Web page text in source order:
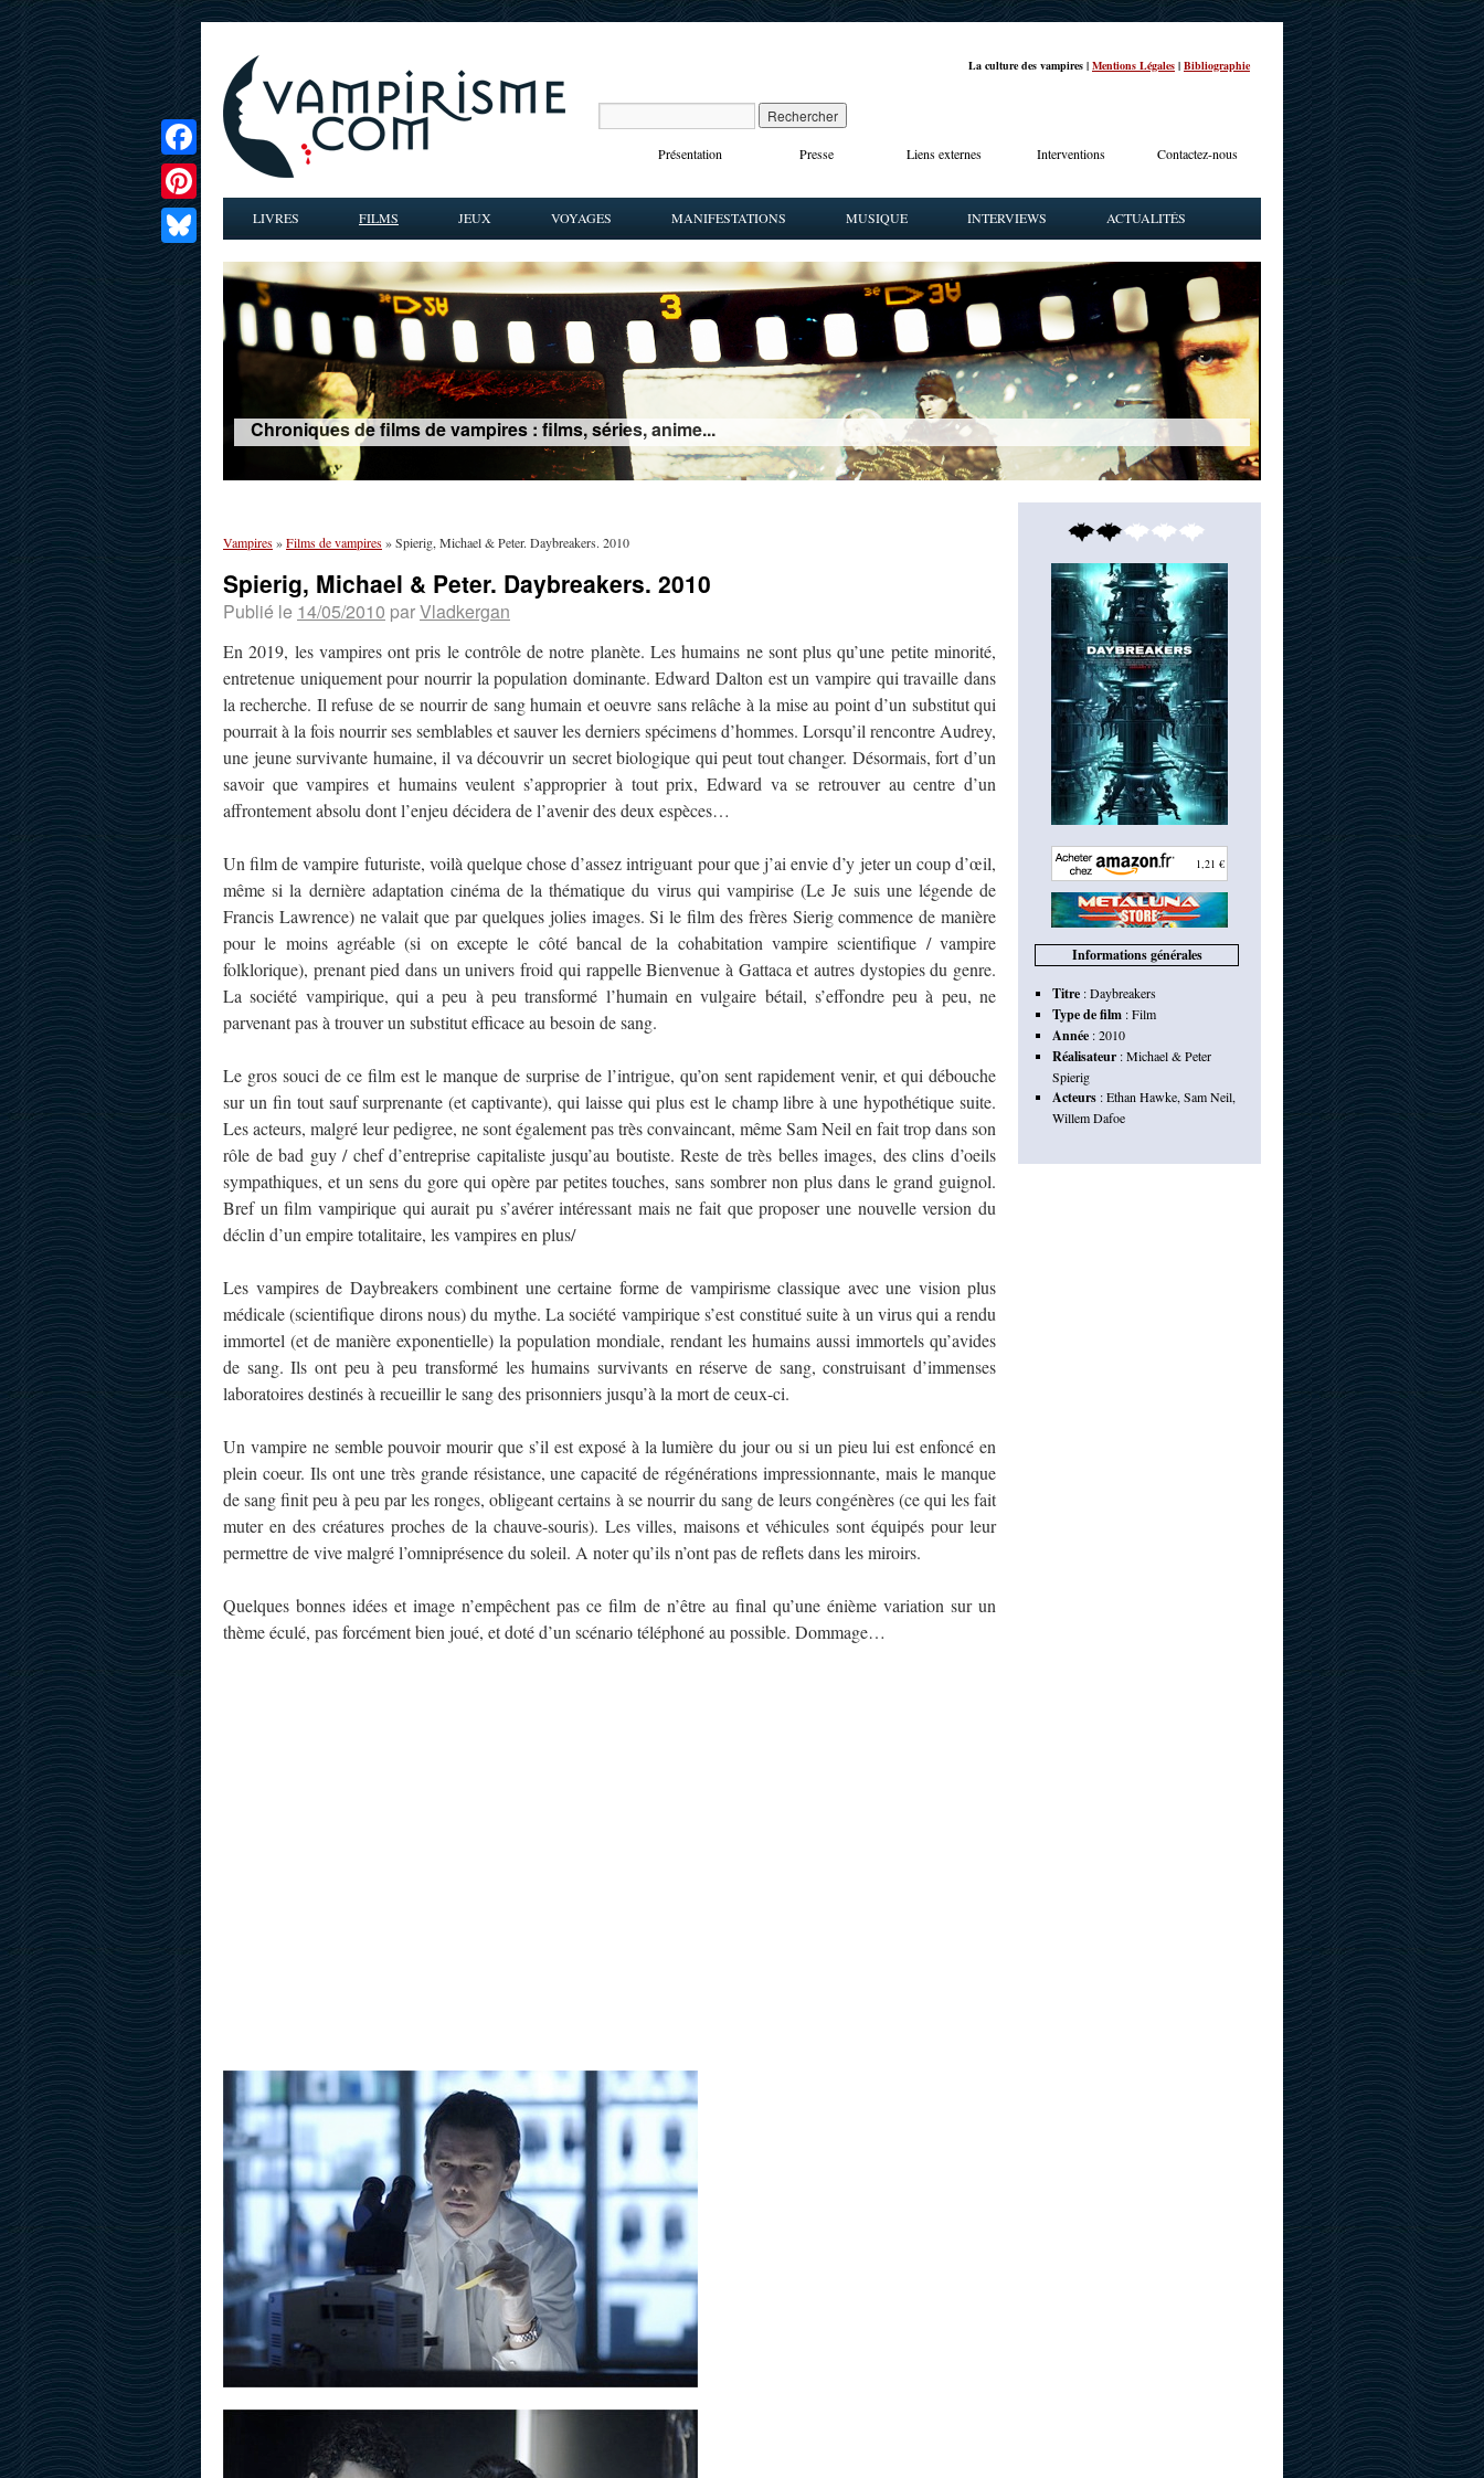
La culture des vampires | Mentions Légales | Bibliographie
Présentation Presse Liens externes Interventions Contactez-nous
LIVRES FILMS JEUX VOYAGES MANIFESTATIONS MUSIQUE INTERVIEWS ACTUALITÉS
Chroniques de films de vampires : films, séries, anime...
Vampires»Films de vampires»Spierig, Michael & Peter. Daybreakers. 2010
Spierig, Michael & Peter. Daybreakers. 2010
Publié le 14/05/2010 parVladkergan
En 2019, les vampires ont pris le contrôle de notre planète. Les humains ne sont plus qu’une petite minorité,
entretenue uniquement pour nourrir la population dominante. Edward Dalton est un vampire qui travaille dans
la recherche. Il refuse de se nourrir de sang humain et oeuvre sans relâche à la mise au point d’un substitut qui
pourrait à la fois nourrir ses semblables et sauver les derniers spécimens d’hommes. Lorsqu’il rencontre Audrey,
une jeune survivante humaine, il va découvrir un secret biologique qui peut tout changer. Désormais, fort d’un
savoir que vampires et humains veulent s’approprier à tout prix, Edward va se retrouver au centre d’un
affrontement absolu dont l’enjeu décidera de l’avenir des deux espèces…
Un film de vampire futuriste, voilà quelque chose d’assez intriguant pour que j’ai envie d’y jeter un coup d’œil,
même si la dernière adaptation cinéma de la thématique du virus qui vampirise (Le Je suis une légende de
Francis Lawrence) ne valait que par quelques jolies images. Si le film des frères Sierig commence de manière
pour le moins agréable (si on excepte le côté bancal de la cohabitation vampire scientifique / vampire
folklorique), prenant pied dans un univers froid qui rappelle Bienvenue à Gattaca et autres dystopies du genre.
La société vampirique, qui a peu à peu transformé l’humain en vulgaire bétail, s’effondre peu à peu, ne
parvenant pas à trouver un substitut efficace au besoin de sang.
Le gros souci de ce film est le manque de surprise de l’intrigue, qu’on sent rapidement venir, et qui débouche
sur un fin tout sauf surprenante (et captivante), qui laisse qui plus est le champ libre à une hypothétique suite.
Les acteurs, malgré leur pedigree, ne sont également pas très convaincant, même Sam Neil en fait trop dans son
rôle de bad guy / chef d’entreprise capitaliste jusqu’au boutiste. Reste de très belles images, des clins d’oeils
sympathiques, et un sens du gore qui opère par petites touches, sans sombrer non plus dans le grand guignol.
Bref un film vampirique qui aurait pu s’avérer intéressant mais ne fait que proposer une nouvelle version du
déclin d’un empire totalitaire, les vampires en plus/
Les vampires de Daybreakers combinent une certaine forme de vampirisme classique avec une vision plus
médicale (scientifique dirons nous) du mythe. La société vampirique s’est constitué suite à un virus qui a rendu
immortel (et de manière exponentielle) la population mondiale, rendant les humains aussi immortels qu’avides
de sang. Ils ont peu à peu transformé les humains survivants en réserve de sang, construisant d’immenses
laboratoires destinés à recueillir le sang des prisonniers jusqu’à la mort de ceux-ci.
Un vampire ne semble pouvoir mourir que s’il est exposé à la lumière du jour ou si un pieu lui est enfoncé en
plein coeur. Ils ont une très grande résistance, une capacité de régénérations impressionnante, mais le manque
de sang finit peu à peu par les ronges, obligeant certains à se nourrir du sang de leurs congénères (ce qui les fait
muter en des créatures proches de la chauve-souris). Les villes, maisons et véhicules sont équipés pour leur
permettre de vive malgré l’omniprésence du soleil. A noter qu’ils n’ont pas de reflets dans les miroirs.
Quelques bonnes idées et image n’empêchent pas ce film de n’être au final qu’une énième variation sur un
thème éculé, pas forcément bien joué, et doté d’un scénario téléphoné au possible. Dommage…
Facebook
Pinterest
Bluesky
1,21 €
Informations générales
Titre:Daybreakers
Type de film:Film
Année:2010
Réalisateur:Michael & Peter
Spierig
Acteurs:Ethan Hawke, Sam Neil,
Willem Dafoe